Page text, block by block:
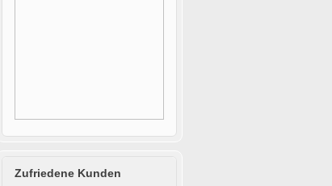
Zufriedene Kunden